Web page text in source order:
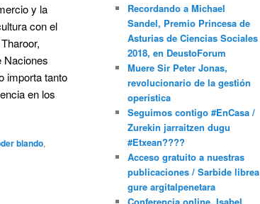
y la
con el
Tharoor,
Naciones
importa tanto
en los
blando,
Recordando a Michael
Sandel, Premio Princesa de
Asturias de Ciencias Sociales
2018, en DeustoForum
Muere Sir Peter Jonas,
revolucionario de la gestión
operística
Seguimos contigo #EnCasa /
Zurekin jarraitzen dugu
#Etxean????
Acceso gratuito a nuestras
publicaciones / Sarbide librea
gure argitalpenetara